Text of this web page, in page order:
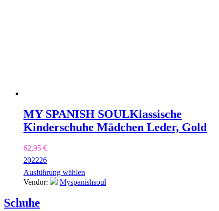
MY SPANISH SOULKlassische
Kinderschuhe Mädchen Leder, Gold
62,95 €
202226
Ausführung wählen
Vendor:
Myspanishsoul
Schuhe